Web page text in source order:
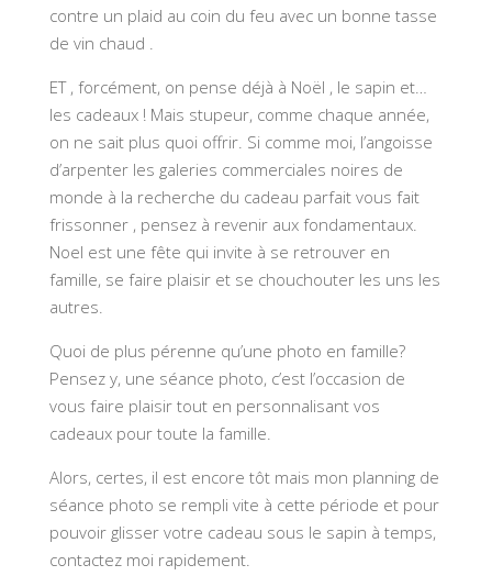
contre un plaid au coin du feu avec un bonne tasse
de vin chaud .
ET , forcément, on pense déjà à Noël , le sapin et…
les cadeaux ! Mais stupeur, comme chaque année,
on ne sait plus quoi offrir. Si comme moi, l’angoisse
d’arpenter les galeries commerciales noires de
monde à la recherche du cadeau parfait vous fait
frissonner , pensez à revenir aux fondamentaux.
Noel est une fête qui invite à se retrouver en
famille, se faire plaisir et se chouchouter les uns les
autres.
Quoi de plus pérenne qu’une photo en famille?
Pensez y, une séance photo, c’est l’occasion de
vous faire plaisir tout en personnalisant vos
cadeaux pour toute la famille.
Alors, certes, il est encore tôt mais mon planning de
séance photo se rempli vite à cette période et pour
pouvoir glisser votre cadeau sous le sapin à temps,
contactez moi rapidement.